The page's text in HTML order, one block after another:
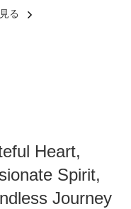
る
Heart,
Spirit,
Journey